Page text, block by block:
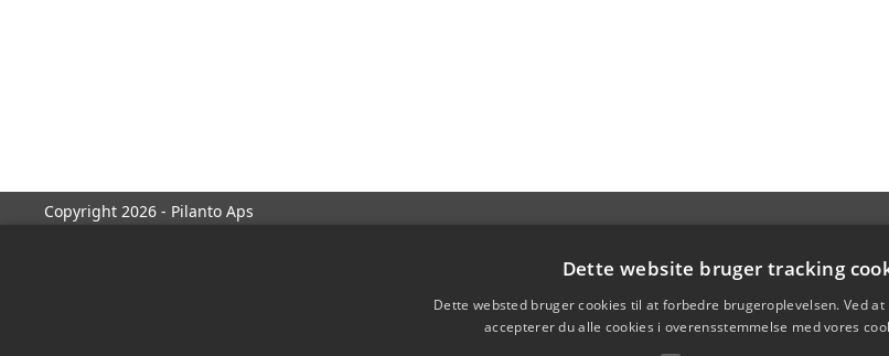
Copyright 2026 - Pilanto Aps
Dette website bruger tracking
Dette websted bruger cookies til at forbedre brugeroplevelsen. Ved
accepterer du alle cookies i overensstemmelse med vores